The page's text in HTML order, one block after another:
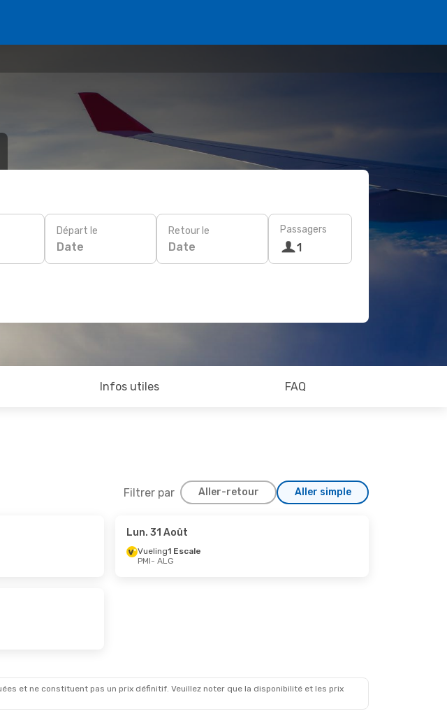
Départ le
Date
Retour le
Date
Passagers
1
Infos utiles FAQ
Filtrer par Aller-retour Aller simple
- Jeu. 22 Oct.
ALG
- PMI
Lun. 31 Août
Vueling1 Escale
PMI- ALG
et ne constituent pas un prix définitif. Veuillez noter que la disponibilité et les prix